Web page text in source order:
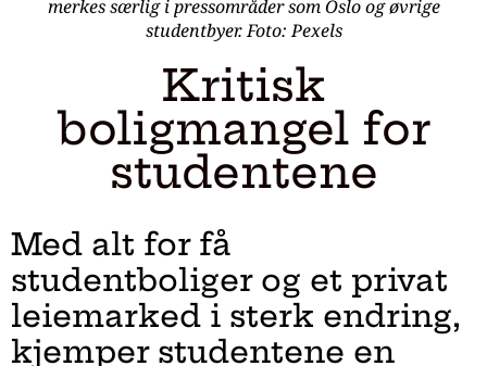
merkes særlig i pressområder som Oslo og øvrige
studentbyer. Foto: Pexels
Kritisk
boligmangel for
studentene
Med alt for få
studentboliger og et privat
leiemarked i sterk endring,
kjemper studentene en